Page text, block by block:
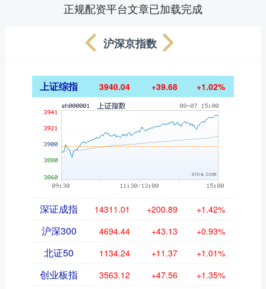
正规配资平台文章已加载完成
沪深京指数
上证综指 3940.04 +39.68 +1.02%
深证成指 14311.01 +200.89 +1.42%
沪深300 4694.44 +43.13 +0.93%
北证50 1134.24 +11.37 +1.01%
创业板指 3563.12 +47.56 +1.35%